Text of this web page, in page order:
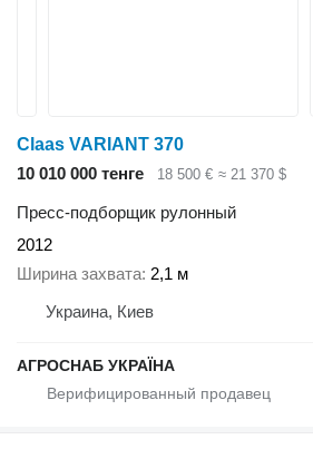
Claas VARIANT 370
10 010 000 тенге
18 500 € ≈ 21 370 $
Пресс-подборщик рулонный
2012
Ширина захвата 2,1 м
Украина, Киев
АГРОСНАБ УКРАЇНА